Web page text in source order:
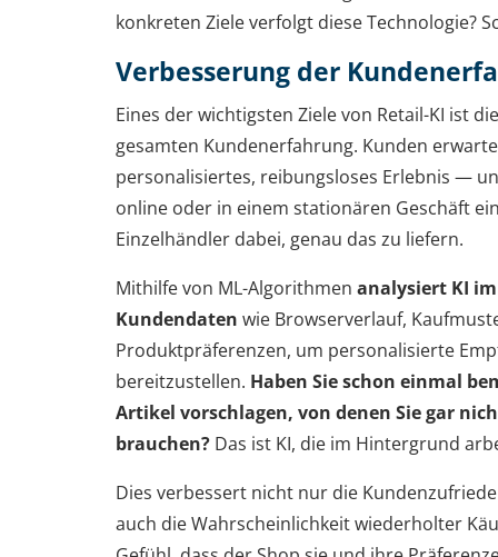
konkreten Ziele verfolgt diese Technologie?
Verbesserung der
Eines der wichtigsten Ziele von Retail-KI ist
gesamten Kundenerfahrung. Kunden
personalisiertes, reibungsloses Erlebnis —
online oder in einem stationären Geschäft
Einzelhändler dabei, genau das zu liefern.
Mithilfe von ML-Algorithmen analysiert KI
Kundendaten wie Browserverlauf,
Produktpräferenzen, um personalisierte
bereitzustellen. Haben Sie schon einmal
Artikel vorschlagen, von denen Sie gar
brauchen? Das ist KI, die im Hintergrund
Dies verbessert nicht nur die
auch die Wahrscheinlichkeit wiederholter